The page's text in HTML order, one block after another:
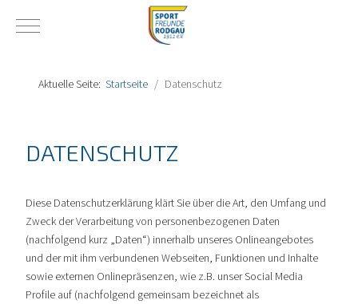
Mobile Menu Toggle
Aktuelle Seite: Startseite Datenschutz
DATENSCHUTZ
Diese Datenschutzerklärung klärt Sie über die Art, den Umfang und
Zweck der Verarbeitung von personenbezogenen Daten
(nachfolgend kurz „Daten“) innerhalb unseres Onlineangebotes
und der mit ihm verbundenen Webseiten, Funktionen und Inhalte
sowie externen Onlinepräsenzen, wie z.B. unser Social Media
Profile auf (nachfolgend gemeinsam bezeichnet als